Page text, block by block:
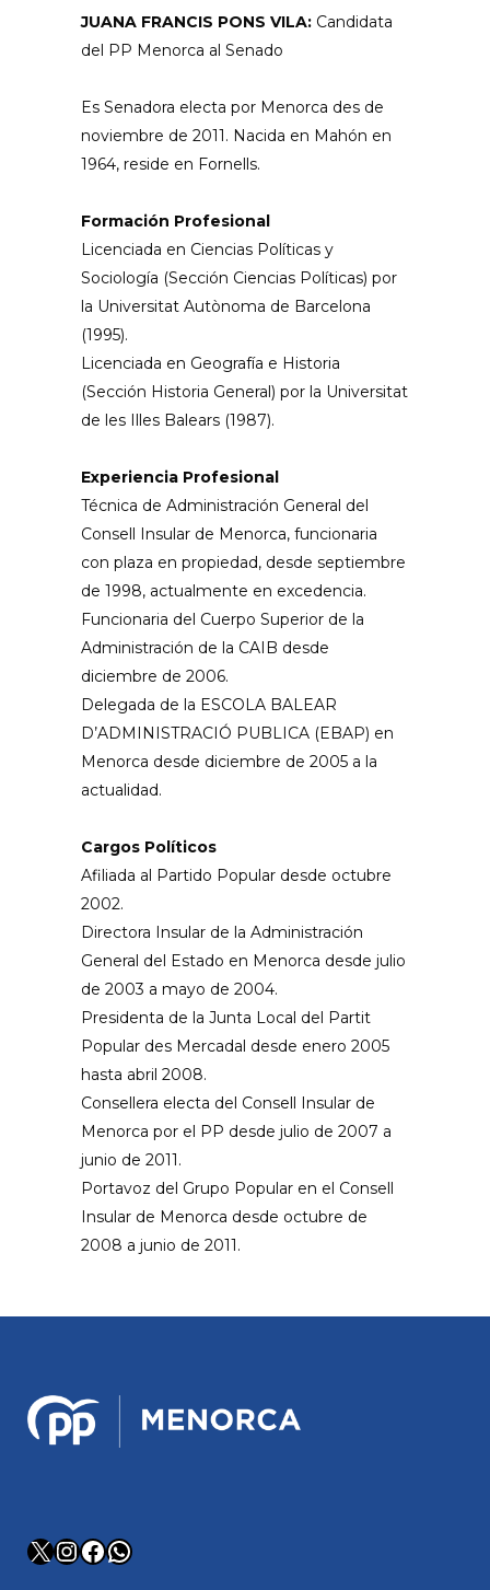
JUANA FRANCIS PONS VILA: Candidata
del PP Menorca al Senado
Es Senadora electa por Menorca des de
noviembre de 2011. Nacida en Mahón en
1964, reside en Fornells.
Formación Profesional
Licenciada en Ciencias Políticas y
Sociología (Sección Ciencias Políticas) por
la Universitat Autònoma de Barcelona
(1995).
Licenciada en Geografía e Historia
(Sección Historia General) por la Universitat
de les Illes Balears (1987).
Experiencia Profesional
Técnica de Administración General del
Consell Insular de Menorca, funcionaria
con plaza en propiedad, desde septiembre
de 1998, actualmente en excedencia.
Funcionaria del Cuerpo Superior de la
Administración de la CAIB desde
diciembre de 2006.
Delegada de la ESCOLA BALEAR
D’ADMINISTRACIÓ PUBLICA (EBAP) en
Menorca desde diciembre de 2005 a la
actualidad.
Cargos Políticos
Afiliada al Partido Popular desde octubre
2002.
Directora Insular de la Administración
General del Estado en Menorca desde julio
de 2003 a mayo de 2004.
Presidenta de la Junta Local del Partit
Popular des Mercadal desde enero 2005
hasta abril 2008.
Consellera electa del Consell Insular de
Menorca por el PP desde julio de 2007 a
junio de 2011.
Portavoz del Grupo Popular en el Consell
Insular de Menorca desde octubre de
2008 a junio de 2011.
X Instagram
Facebook
WhatsApp